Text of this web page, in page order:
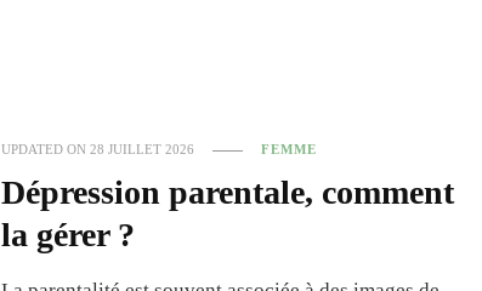
UPDATED ON28 JUILLET 2026 FEMME
Dépression parentale, comment
la gérer ?